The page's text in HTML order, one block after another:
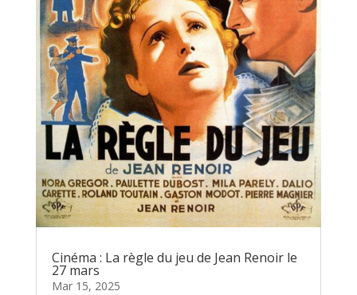
Cinéma : La règle du jeu de Jean Renoir le
27 mars
Mar 15, 2025